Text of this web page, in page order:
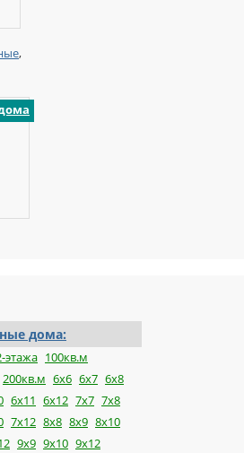
,
дома:
этажа 100кв.м
200кв.м 6х6 6х7 6х8
6х11 6х12 7х7 7х8
7х12 8х8 8х9 8х10
9х9 9х10 9х12